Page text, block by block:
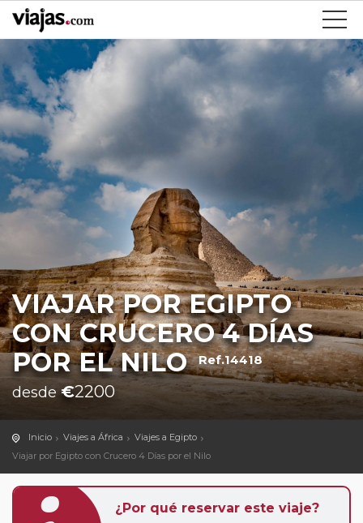
VIAJAR POR EGIPTO
CON CRUCERO 4 DÍAS
POR EL NILO Ref.14418
desde€2200
Inicio Viajes a África
Viajes a Egipto
Viajar por Egipto con Crucero 4 Días por el Nilo
¿Por qué reservar este viaje?